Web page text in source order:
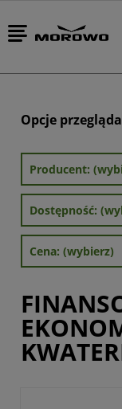
Opcje
Producent:
Dostępność:
Cena: (wybierz)